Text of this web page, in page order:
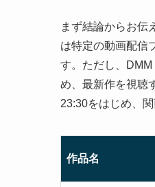
まず結論からお伝
は特定の動画配信
す。ただし、
め、最新作を視聴
23:30をはじめ、
作品名